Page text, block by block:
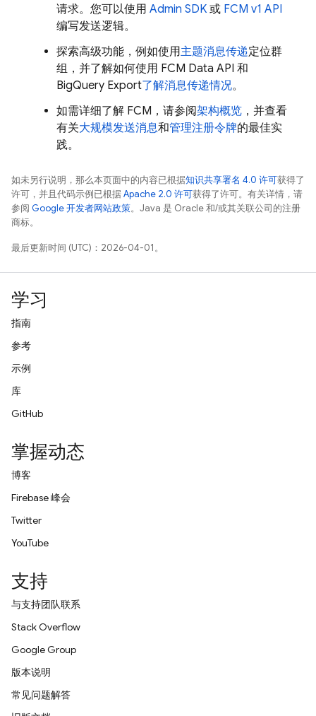
请求。您可以使用 Admin SDK 或 FCM v1 API
编写发送逻辑。
探索高级功能，例如使用主题消息传递定位群
组，并了解如何使用 FCM Data API 和
BigQuery Export了解消息传递情况。
如需详细了解 FCM ，请参阅架构概览 ，并查看
有关大规模发送消息和管理注册令牌的最佳实
践。
如未另行说明，那么本页面中的内容已根据知识共享署名 4.0 许可获得了
许可，并且代码示例已根据Apache 2.0 许可获得了许可。有关详情，请
参阅 Google 开发者网站政策。Java 是 Oracle 和/或其关联公司的注册
商标。
最后更新时间 (UTC)：2026-04-01。
学习
指南
参考
示例
库
GitHub
掌握动态
博客
Firebase 峰会
Twitter
YouTube
支持
与支持团队联系
Stack Overflow
Google Group
版本说明
常见问题解答